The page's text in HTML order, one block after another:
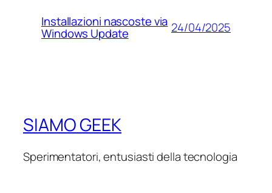
Installazioni nascoste via
Windows Update 24/04/2025
SIAMO GEEK
Sperimentatori, entusiasti della tecnologia